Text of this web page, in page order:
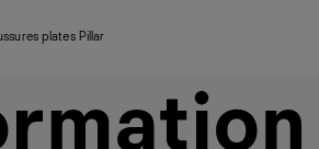
plates Pillar